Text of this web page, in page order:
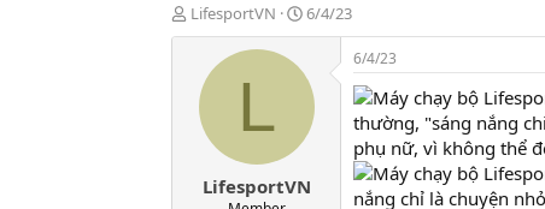
T
h
LifesportVN
N
g
y
g
ử
i
6/4/23
L
LifesportVN
6/4/23
thường, "sáng nắng
phụ nữ, vì không thể
nắng chỉ là chuyện